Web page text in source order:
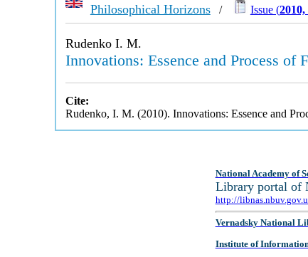
Philosophical Horizons/ Issue (2010,
Rudenko I. M.
Innovations: Essence and Process of
Cite:
Rudenko, I. M. (2010). Innovations: Essence and
National Academy of
Library portal of
http://
Vernadsky National
Institute of